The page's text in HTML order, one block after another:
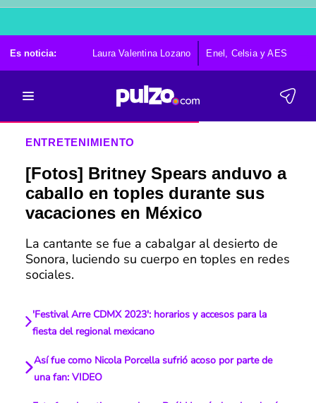
Es noticia: Laura Valentina Lozano Enel, Celsia y AES
ENTRETENIMIENTO
[Fotos] Britney Spears anduvo a
caballo en toples durante sus
vacaciones en México
La cantante se fue a cabalgar al desierto de
Sonora, luciendo su cuerpo en toples en redes
sociales.
'Festival Arre CDMX 2023': horarios y accesos para la
fiesta del regional mexicano
Así fue como Nicola Porcella sufrió acoso por parte de
una fan: VIDEO